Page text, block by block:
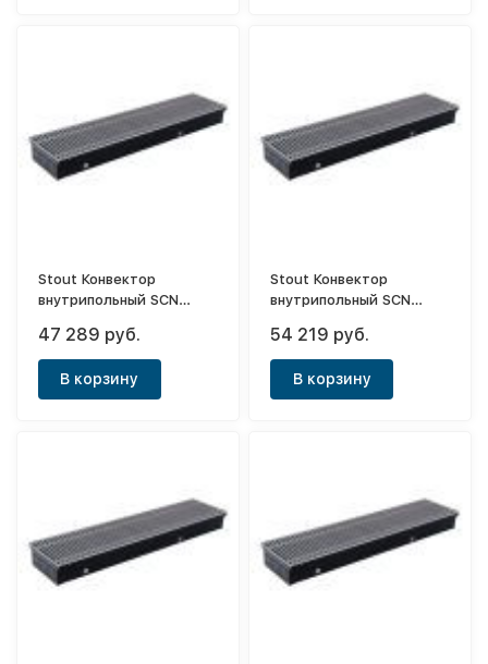
Stout Конвектор
внутрипольный SCN
естественной
конвекцией)
47 289 руб.
В корзину
Stout Конвектор
внутрипольный SCN
естественной
конвекцией)
54 219 руб.
В корзину